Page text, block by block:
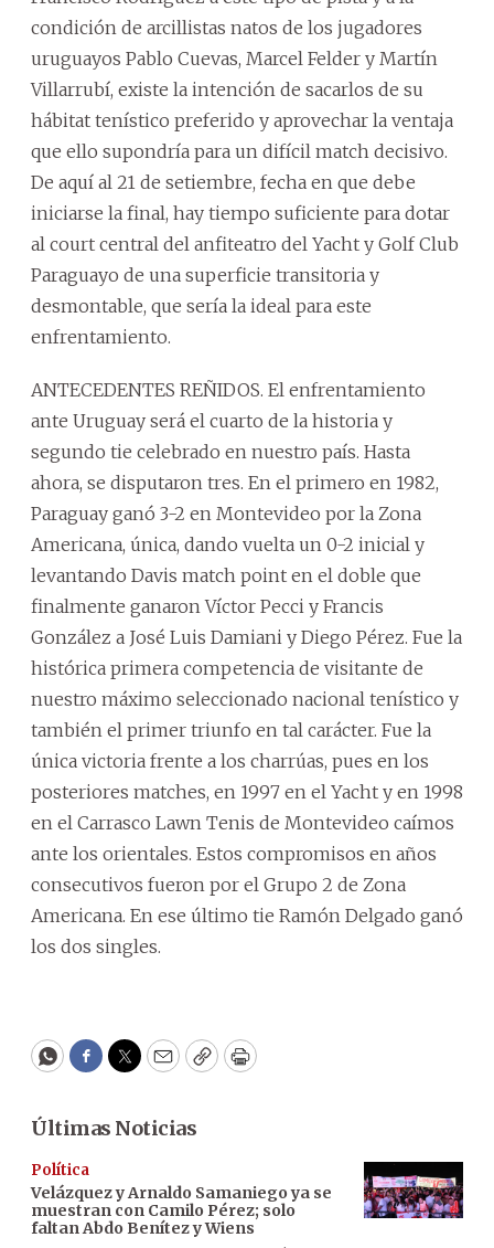
condición de arcillistas natos de los jugadores
uruguayos Pablo Cuevas, Marcel Felder y Martín
Villarrubí, existe la intención de sacarlos de su
hábitat tenístico preferido y aprovechar la ventaja
que ello supondría para un difícil match decisivo.
De aquí al 21 de setiembre, fecha en que debe
iniciarse la final, hay tiempo suficiente para dotar
al court central del anfiteatro del Yacht y Golf Club
Paraguayo de una superficie transitoria y
desmontable, que sería la ideal para este
enfrentamiento.
ANTECEDENTES REÑIDOS. El enfrentamiento
ante Uruguay será el cuarto de la historia y
segundo tie celebrado en nuestro país. Hasta
ahora, se disputaron tres. En el primero en 1982,
Paraguay ganó 3-2 en Montevideo por la Zona
Americana, única, dando vuelta un 0-2 inicial y
levantando Davis match point en el doble que
finalmente ganaron Víctor Pecci y Francis
González a José Luis Damiani y Diego Pérez. Fue la
histórica primera competencia de visitante de
nuestro máximo seleccionado nacional tenístico y
también el primer triunfo en tal carácter. Fue la
única victoria frente a los charrúas, pues en los
posteriores matches, en 1997 en el Yacht y en 1998
en el Carrasco Lawn Tenis de Montevideo caímos
ante los orientales. Estos compromisos en años
consecutivos fueron por el Grupo 2 de Zona
Americana. En ese último tie Ramón Delgado ganó
los dos singles.
WhatsApp
Facebook
Twitter
EmailCopyPrint
Últimas Noticias
Política
Velázquez y Arnaldo Samaniego ya se
muestran con Camilo Pérez; solo
faltan Abdo Benítez y Wiens